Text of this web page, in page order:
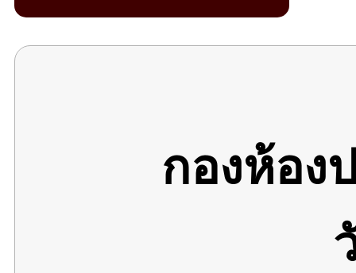
กองห้อง